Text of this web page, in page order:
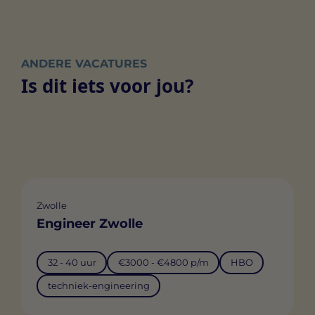
ANDERE VACATURES
Is dit iets voor jou?
Zwolle
Engineer Zwolle
32 - 40 uur €3000 - €4800 p/m HBO
techniek-engineering